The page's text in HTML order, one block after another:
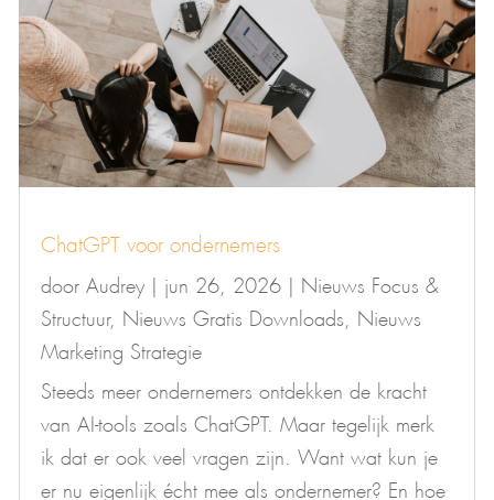
ChatGPT voor ondernemers
door Audrey| jun 26, 2026 Nieuws Focus &
Structuur, Nieuws Gratis Downloads Nieuws
Marketing Strategie
Steeds meer ondernemers ontdekken de kracht
van AI-tools zoals ChatGPT. Maar tegelijk merk
ik dat er ook veel vragen zijn. Want wat kun je
er nu eigenlijk écht mee als ondernemer? En hoe